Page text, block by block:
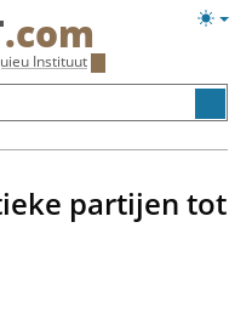
.com
Instituut
partijen tot